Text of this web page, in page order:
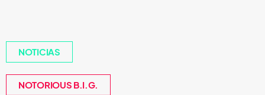
NOTICIAS
NOTORIOUS B.I.G.